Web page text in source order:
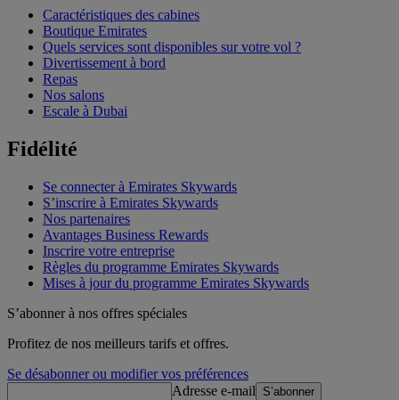
Caractéristiques des cabines
Boutique Emirates
Quels services sont disponibles sur votre vol ?
Divertissement à bord
Repas
Nos salons
Escale à Dubai
Fidélité
Se connecter à Emirates Skywards
S’inscrire à Emirates Skywards
Nos partenaires
Avantages Business Rewards
Inscrire votre entreprise
Règles du programme Emirates Skywards
Mises à jour du programme Emirates Skywards
S’abonner à nos offres spéciales
Profitez de nos meilleurs tarifs et offres.
Se désabonner ou modifier vos préférences
Adresse e-mail
S’abonner